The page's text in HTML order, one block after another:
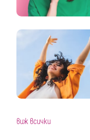
виж всички